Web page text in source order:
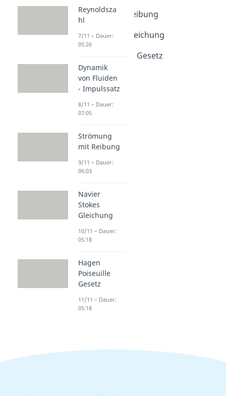
Strömung mit Reibung
Dauer: 06:03
Navier Stokes Gleichung
Dauer: 05:18
Hagen Poiseuille Gesetz
Dauer: 05:18
Reynoldsza
hl
7/11 – Dauer:
05:26
Dynamik
von Fluiden
- Impulssatz
8/11 – Dauer:
07:05
Strömung
mit Reibung
9/11 – Dauer:
06:03
Navier
Stokes
Gleichung
10/11 – Dauer:
05:18
Hagen
Poiseuille
Gesetz
11/11 – Dauer:
05:18